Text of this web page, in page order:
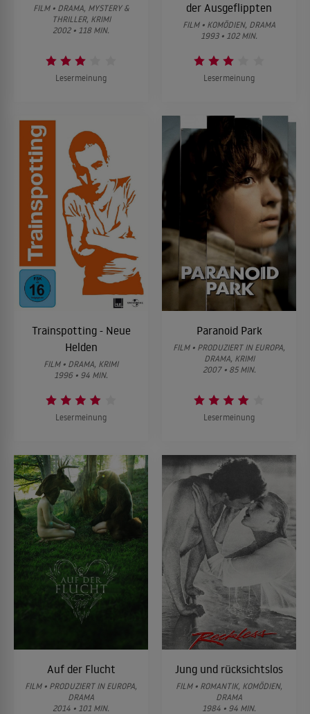
FILM • DRAMA, MYSTERY &
THRILLER, KRIMI
2002 • 118 MIN.
Lesermeinung
der Ausgeflippten
FILM • KOMÖDIEN, DRAMA
1993 • 102 MIN.
Lesermeinung
Trainspotting - Neue
Helden
FILM • DRAMA, KRIMI
1996 • 94 MIN.
Lesermeinung
Paranoid Park
FILM • PRODUZIERT IN EUROPA,
DRAMA, KRIMI
2007 • 85 MIN.
Lesermeinung
Auf der Flucht
FILM • PRODUZIERT IN EUROPA,
DRAMA
2014 • 101 MIN.
Jung und rücksichtslos
FILM • ROMANTIK, KOMÖDIEN,
DRAMA
1984 • 94 MIN.